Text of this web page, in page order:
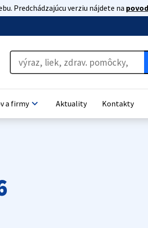
Predchádzajúcu verziu nájdete na
a firmykeyboard_arrow_down Aktuality Kontakty